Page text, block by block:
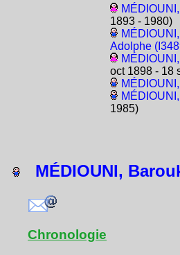
1893 - 1980)
Adolphe
oct 1898 - 18
1985)
MÉDIOUNI,
Chronologie